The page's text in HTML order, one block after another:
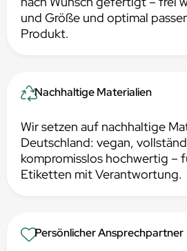
und Größe und optimal
Produkt.
Nachhaltige Materialien
Wir setzen auf nachhaltige
Deutschland: vegan,
kompromisslos hochwertig –
Etiketten mit Verantwortung.
Persönlicher Ansprechpartner